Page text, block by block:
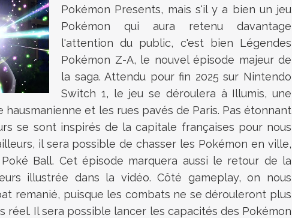
Pokémon Presents, mais s'il y a bien un jeu
Pokémon qui aura retenu davantage
l'attention du public, c'est bien Légendes
Pokémon Z-A, le nouvel épisode majeur de
la saga. Attendu pour fin 2025 sur Nintendo
Switch 1, le jeu se déroulera à Illumis, une
et les rues pavés de Paris. Pas étonnant
se sont inspirés de la capitale françaises pour nous
il sera possible de chasser les Pokémon en ville,
Ball. Cet épisode marquera aussi le retour de la
illustrée dans la vidéo. Côté gameplay, on nous
remanié, puisque les combats ne se dérouleront plus
réel. Il sera possible lancer les capacités des Pokémon